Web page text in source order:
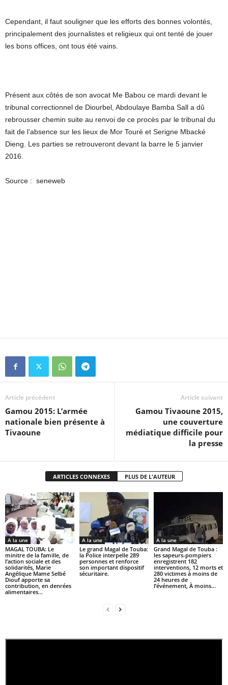
Cependant, il faut souligner que les efforts des bonnes volontés,
principalement des journalistes et religieux qui ont tenté de jouer
les bons offices, ont tous été vains.
Présent aux côtés de son avocat Me Babou ce mardi devant le
tribunal correctionnel de Diourbel, Abdoulaye Bamba Sall a dû
rebrousser chemin suite au renvoi de ce procès par le tribunal du
fait de l’absence sur les lieux de Mor Touré et Serigne Mbacké
Dieng. Les parties se retrouveront devant la barre le 5 janvier
2016.
Source : seneweb
Article précédent
Gamou 2015: L’armée
nationale bien présente à
Tivaoune
Article suivant
Gamou Tivaoune 2015,
une couverture
médiatique difficile pour
la presse
ARTICLES CONNEXES PLUS DE L'AUTEUR
A la une
MAGAL TOUBA: Le
minitre de la famille, de
l’action sociale et des
solidarités, Marie
Angélique Mame Selbé
Diouf apporte sa
contribution, en denrées
alimentaires...
A la une
Le grand Magal de Touba:
la Police interpelle 289
personnes et renforce
son important dispositif
sécuritaire.
A la une
Grand Magal de Touba :
les sapeurs-pompiers
enregistrent 182
interventions, 12 morts et
280 victimes à moins de
24 heures de
l’événement, À moins...